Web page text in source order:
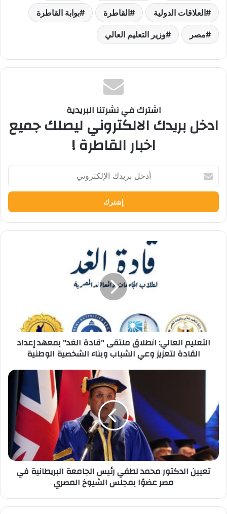
العلاقات الدولية القاطرة بوابة القاطرة
مصر وزير التعليم العالي
اشترك في نشرتنا البريدية
ادخل بريدك الالكتروني ليصلك جميع
اخبار القاطرة !
بريدك
الإلكتروني
القادة
لتعزيزالتعليم العالي: انطلاق ملتقى "قادة الغد" بمعهد إعداد
القادة لتعزيز وعي الشباب وبناء الشخصية الوطنية
لطفي
رئيس
الجامعة
البريطانية
في
مصر
عضوًاتعيين الدكتور محمد لطفي رئيس الجامعة البريطانية في
مصر عضوًا بمجلس الشيوخ المصري